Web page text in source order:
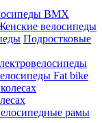
BMX
велосипеды
Подростковые
Fat bike
рамы